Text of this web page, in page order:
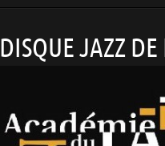
DISQUE JAZZ DE